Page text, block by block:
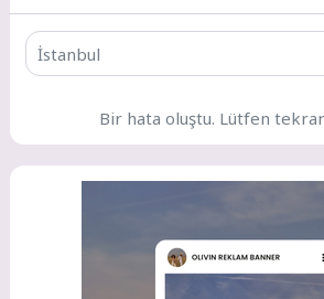
Bir hata oluştu. Lütfen